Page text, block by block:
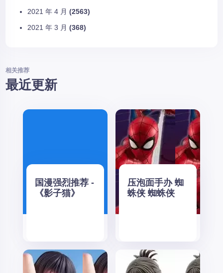
2021 年 4 月 (2563)
2021 年 3 月 (368)
相关推荐
最近更新
国漫强烈推荐 -
《影子猫》
压泡面手办 蜘
蛛侠 蜘蛛侠